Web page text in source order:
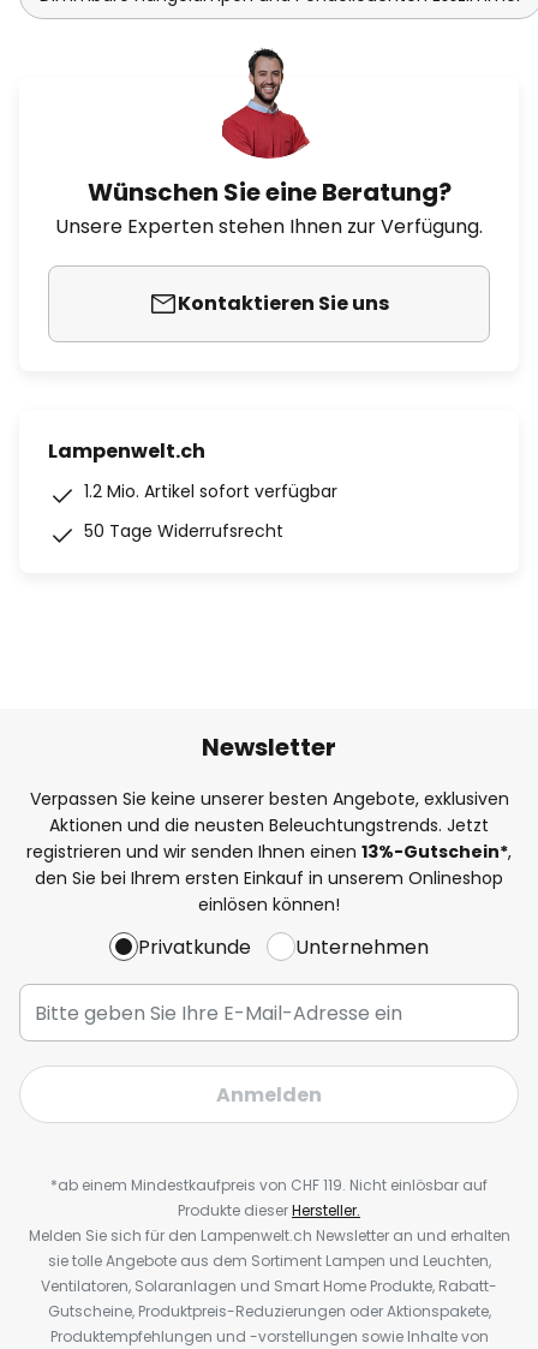
Wünschen Sie eine Beratung?
Unsere Experten stehen Ihnen zur Verfügung.
Kontaktieren Sie uns
Lampenwelt.ch
1.2 Mio. Artikel sofort verfügbar
50 Tage Widerrufsrecht
Newsletter
Verpassen Sie keine unserer besten Angebote, exklusiven
Aktionen und die neusten Beleuchtungstrends. Jetzt
registrieren und wir senden Ihnen einen 13%-Gutschein*,
den Sie bei Ihrem ersten Einkauf in unserem Onlineshop
einlösen können!
Privatkunde Unternehmen
Anmelden
*ab einem Mindestkaufpreis von CHF 119. Nicht einlösbar auf
Produkte dieserHersteller.
Melden Sie sich für den Lampenwelt.ch Newsletter an und erhalten
sie tolle Angebote aus dem Sortiment Lampen und Leuchten,
Ventilatoren, Solaranlagen und Smart Home Produkte, Rabatt-
Gutscheine, Produktpreis-Reduzierungen oder Aktionspakete,
Produktempfehlungen und -vorstellungen sowie Inhalte von